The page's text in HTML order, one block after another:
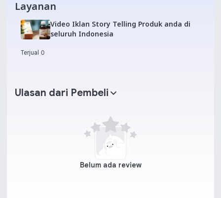
Layanan
Video Iklan Story Telling Produk anda di
seluruh Indonesia
Terjual 0
Ulasan dari Pembeli
Belum ada review